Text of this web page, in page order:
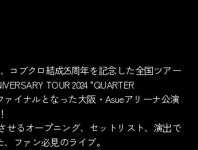
コブクロ結成25周年を記念した全国ツアー
TOUR 2024 "QUARTER
ァイナルとなった大阪・Asueアリーナ公演
せるオープニング、セットリスト、演出で
ファン必見のライブ。